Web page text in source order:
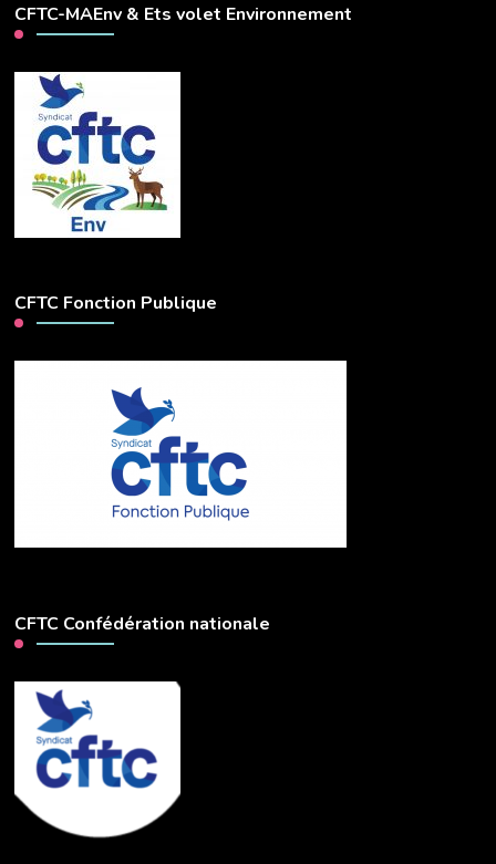
CFTC-MAEnv & Ets volet Environnement
CFTC Fonction Publique
CFTC Confédération nationale